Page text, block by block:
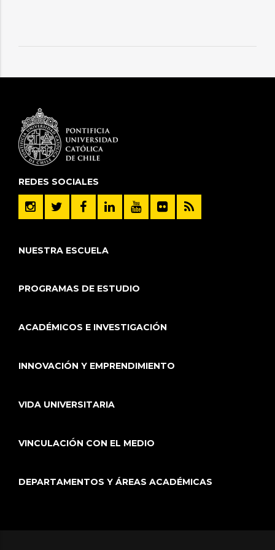
REDES SOCIALES
NUESTRA ESCUELA
PROGRAMAS DE ESTUDIO
ACADÉMICOS E INVESTIGACIÓN
INNOVACIÓN Y EMPRENDIMIENTO
VIDA UNIVERSITARIA
VINCULACIÓN CON EL MEDIO
DEPARTAMENTOS Y ÁREAS ACADÉMICAS